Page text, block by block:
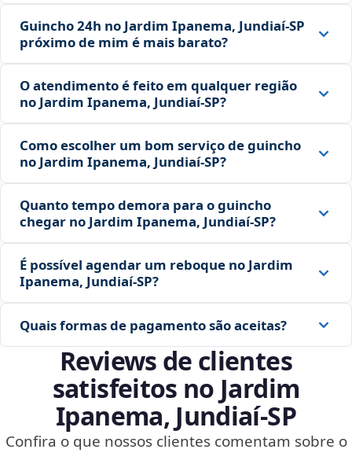
Guincho 24h no Jardim Ipanema, Jundiaí‑SP
próximo de mim é mais barato?
O atendimento é feito em qualquer região
no Jardim Ipanema, Jundiaí‑SP?
Como escolher um bom serviço de guincho
no Jardim Ipanema, Jundiaí‑SP?
Quanto tempo demora para o guincho
chegar no Jardim Ipanema, Jundiaí‑SP?
É possível agendar um reboque no Jardim
Ipanema, Jundiaí‑SP?
Quais formas de pagamento são aceitas?
Reviews de clientes
satisfeitos no Jardim
Ipanema, Jundiaí‑SP
Confira o que nossos clientes comentam sobre o